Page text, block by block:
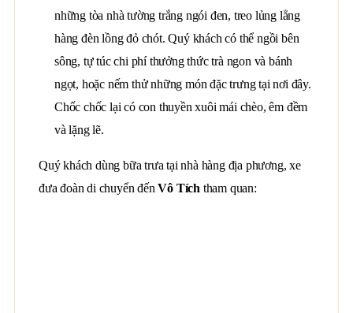
những tòa nhà tường trắng ngói đen, treo lủng lẳng
hàng đèn lồng đỏ chót. Quý khách có thể ngồi bên
sông, tự túc chi phí thưởng thức trà ngon và bánh
ngọt, hoặc nếm thử những món đặc trưng tại nơi đây.
Chốc chốc lại có con thuyền xuôi mái chèo, êm đềm
và lặng lẽ.
Quý khách dùng bữa trưa tại nhà hàng địa phương, xe
đưa đoàn di chuyển đếnVô Tích tham quan: